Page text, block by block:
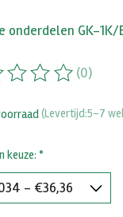
onderdelen GK-1K/
van dit
(0)
(Levertijd:5-7
keuze: *